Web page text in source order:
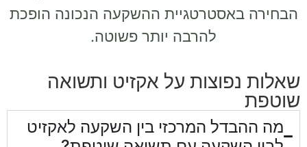
הבחירה באסטרטגיית ההשקעה הנכונה הופכת
להרבה יותר פשוטה.
שאלות נפוצות על אקזיט ותשואה
שוטפת
מה ההבדל המרכזי בין השקעה לאקזיט